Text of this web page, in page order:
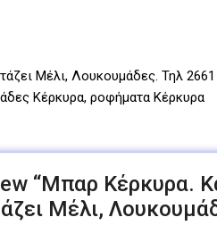
Μέλι, Λουκουμάδες. Τηλ
Κέρκυρα, ροφήματα Κέρκυρα
“Μπαρ Κέρκυρα.
Μέλι,